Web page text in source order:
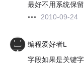
最好不用系统保
2010-09-24
编程爱好者L
字段如果是关键